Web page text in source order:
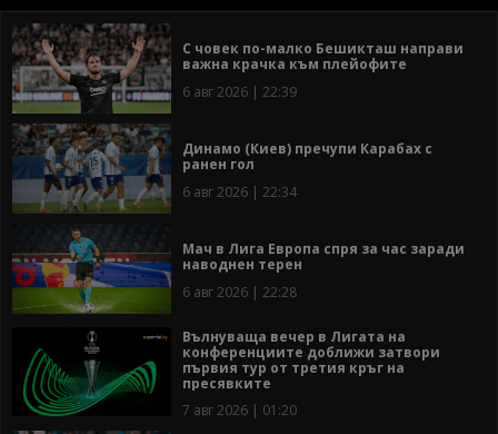
С човек по-малко Бешикташ направи
важна крачка към плейофите
6 авг 2026 | 22:39
Динамо (Киев) пречупи Карабах с
ранен гол
6 авг 2026 | 22:34
Мач в Лига Европа спря за час заради
наводнен терен
6 авг 2026 | 22:28
Вълнуваща вечер в Лигата на
конференциите доближи затвори
първия тур от третия кръг на
пресявките
7 авг 2026 | 01:20